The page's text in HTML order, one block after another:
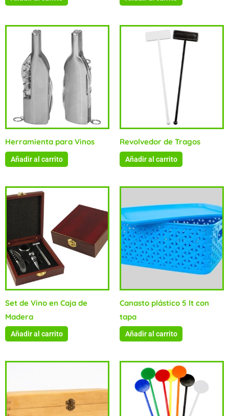
Herramienta para Vinos
Añadir al carrito
Revolvedor de Tragos
Añadir al carrito
Set de Vino en Caja de
Madera
Añadir al carrito
Canasto plástico 5 lt con
tapa
Añadir al carrito